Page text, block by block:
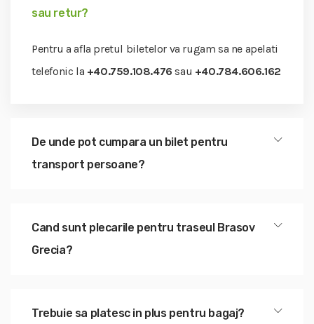
sau retur?
Pentru a afla pretul biletelor va rugam sa ne apelati
telefonic la +40.759.108.476 sau +40.784.606.162
De unde pot cumpara un bilet pentru
transport persoane?
Cand sunt plecarile pentru traseul Brasov
Grecia?
Trebuie sa platesc in plus pentru bagaj?